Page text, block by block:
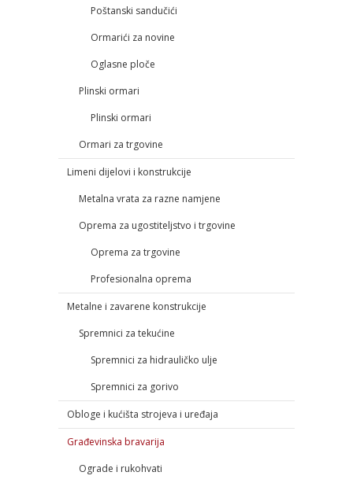
Poštanski sandučići
Ormarići za novine
Oglasne ploče
Plinski ormari
Plinski ormari
Ormari za trgovine
Limeni dijelovi i konstrukcije
Metalna vrata za razne namjene
Oprema za ugostiteljstvo i trgovine
Oprema za trgovine
Profesionalna oprema
Metalne i zavarene konstrukcije
Spremnici za tekućine
Spremnici za hidrauličko ulje
Spremnici za gorivo
Obloge i kućišta strojeva i uređaja
Građevinska bravarija
Ograde i rukohvati